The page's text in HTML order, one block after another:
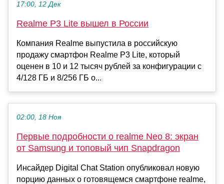
17:00, 12 Дек
Realme P3 Lite вышел в России
Компания Realme выпустила в российскую
продажу смартфон Realme P3 Lite, который
оценен в 10 и 12 тысяч рублей за конфигурации с
4/128 ГБ и 8/256 ГБ о...
02:00, 18 Ноя
Первые подробности о realme Neo 8: экран
от Samsung и топовый чип Snapdragon
Инсайдер Digital Chat Station опубликовал новую
порцию данных о готовящемся смартфоне realme,